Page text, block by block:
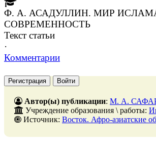
Ф. А. АСАДУЛЛИН. МИР
СОВРЕМЕННОСТЬ
Текст статьи
·
Комментарии
Регистрация Войти
Автор(ы) публикации: М. А.
Учреждение образования \ работы:
Источник: Восток. Афро-азиатские общества: